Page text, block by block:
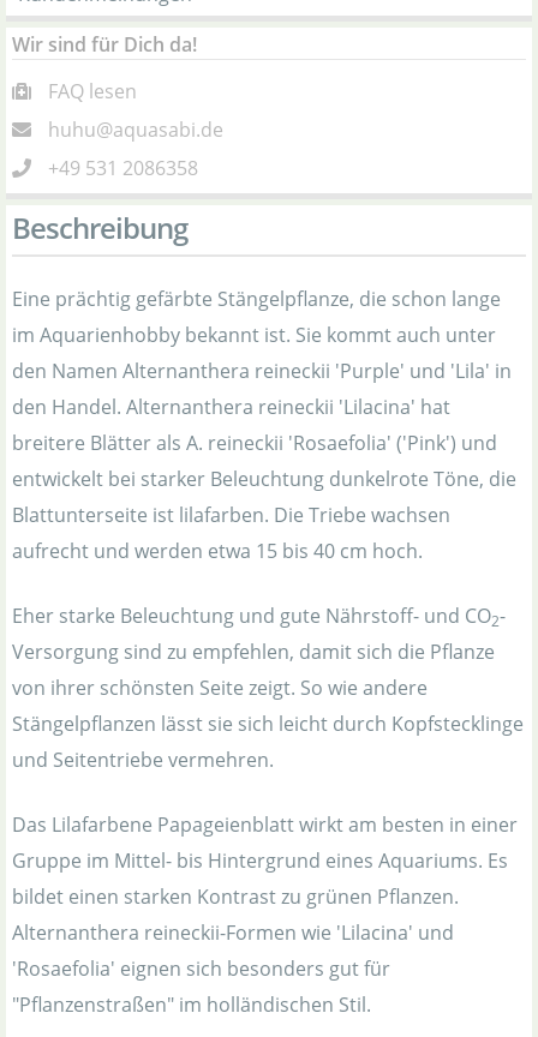
Wir sind für Dich da!
FAQ lesen
huhu@aquasabi.de
+49 531 2086358
Beschreibung
Eine prächtig gefärbte Stängelpflanze, die schon lange
im Aquarienhobby bekannt ist. Sie kommt auch unter
den Namen Alternanthera reineckii 'Purple' und 'Lila' in
den Handel. Alternanthera reineckii 'Lilacina' hat
breitere Blätter als A. reineckii 'Rosaefolia' ('Pink') und
entwickelt bei starker Beleuchtung dunkelrote Töne, die
Blattunterseite ist lilafarben. Die Triebe wachsen
aufrecht und werden etwa 15 bis 40 cm hoch.
Eher starke Beleuchtung und gute Nährstoff- und CO2-
Versorgung sind zu empfehlen, damit sich die Pflanze
von ihrer schönsten Seite zeigt. So wie andere
Stängelpflanzen lässt sie sich leicht durch Kopfstecklinge
und Seitentriebe vermehren.
Das Lilafarbene Papageienblatt wirkt am besten in einer
Gruppe im Mittel- bis Hintergrund eines Aquariums. Es
bildet einen starken Kontrast zu grünen Pflanzen.
Alternanthera reineckii-Formen wie 'Lilacina' und
'Rosaefolia' eignen sich besonders gut für
"Pflanzenstraßen" im holländischen Stil.